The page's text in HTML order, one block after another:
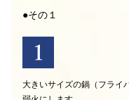
●その１
大きいサイズの鍋（フライ